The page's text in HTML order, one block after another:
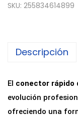
n
t
r
R
á
SKU: 255834614899
Descripción
El conector rápido
evolución
ofreciendo una